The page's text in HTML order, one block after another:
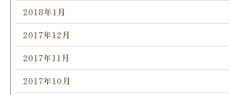
2018年1月
2017年12月
2017年11月
2017年10月